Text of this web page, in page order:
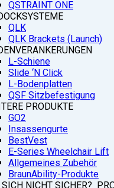
QSTRAINT ONE
QLK
QLK Brackets (Launch)
L-Schiene
Slide ‘N Click
L-Bodenplatten
QSF Sitzbefestigung
PRODUKTE
GO2
Insassengurte
BestVest
E-Series Wheelchair Lift
Allgemeines Zubehör
BraunAbility-Produkte
NICHT SICHER?